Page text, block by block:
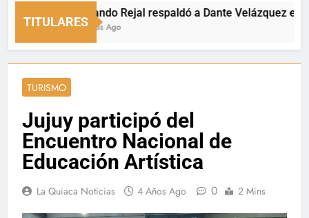
TITULARES
Fernando Rejal respaldó a Dante Velázquez en el
16 Horas Ago
TURISMO
Jujuy participó del
Encuentro Nacional de
Educación Artística
La Quiaca Noticias 4 Años Ago 0 2 Mins